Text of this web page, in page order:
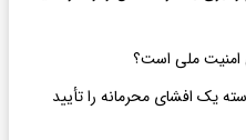
امنیت ملی است؟
یک افشای محرمانه را تأیید